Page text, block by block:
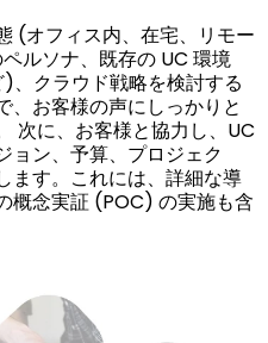
(オフィス内、在宅、リモー
ルソナ、既存の UC 環境
、クラウド戦略を検討する
、お客様の声にしっかりと
次に、お客様と協力し、UC
ョン、予算、プロジェク
ます。これには、詳細な導
概念実証 (POC) の実施も含